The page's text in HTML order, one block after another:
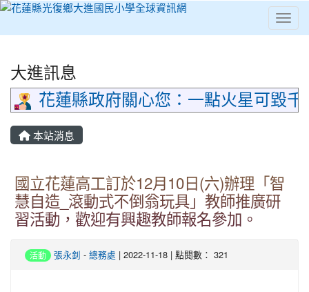
⏸
大進訊息
花蓮縣政府關心您：一點火星可毀
本站消息
國立花蓮高工訂於12月10日(六)辦理「智
慧自造_滾動式不倒翁玩具」教師推廣研
習活動，歡迎有興趣教師報名參加。
活動 張永釗 - 總務處 | 2022-11-18 | 點閱數： 321